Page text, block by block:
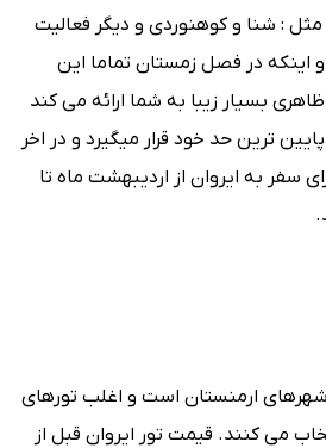
مثل : شنا و کوهنوردی و دیگر فعالیت
در فصل زمستان تماما این
بسیار زیبا به شما ارائه می کند
ترین حد خود قرار میگیرد و در اخر
سفر به ایروان از اردیبهشت ماه تا
شهرهای ارمنستان است و اغلب تورهای
می کنند. قیمت تور ایروان قبل از